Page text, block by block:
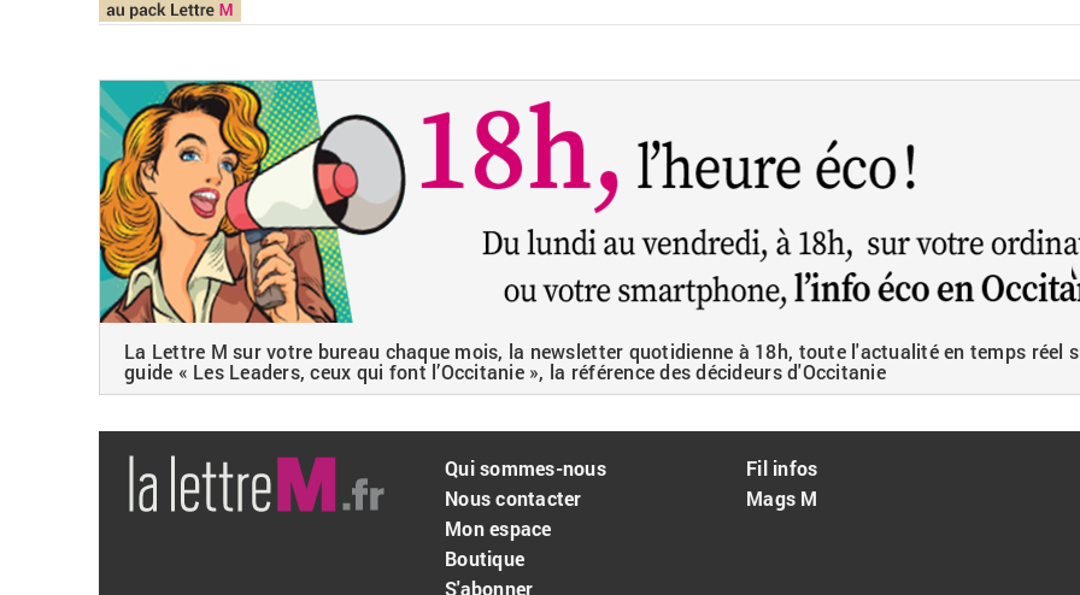
La Lettre M sur votre bureau chaque mois, la newsletter quotidienne à 18h, toute l'actualité en temps réel
guide « Les Leaders, ceux qui font l’Occitanie », la référence des décideurs d'Occitanie
Qui sommes-nous
Nous contacter
Mon espace
Boutique
S'abonner
Fil infos
Mags M